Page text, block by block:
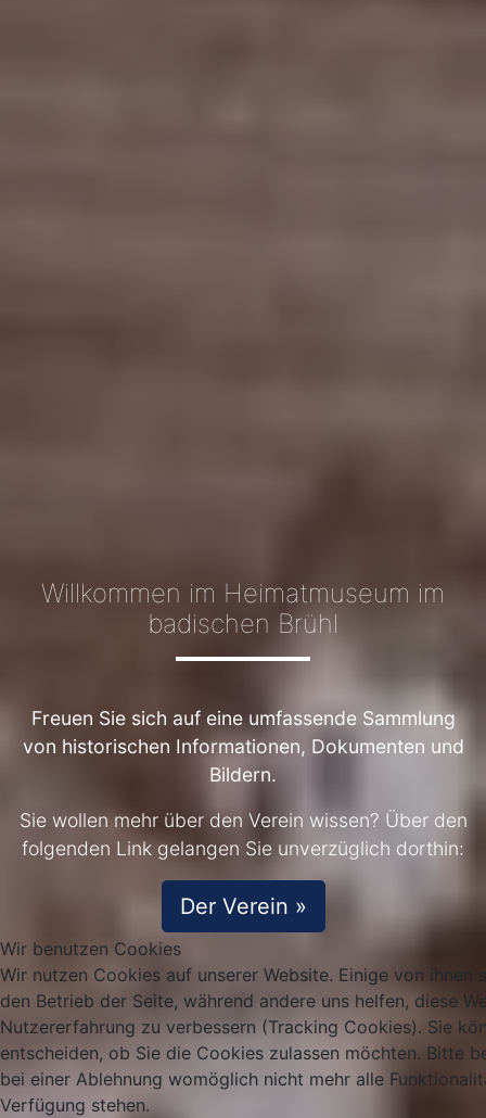
Willkommen im Heimatmuseum im
badischen Brühl
Freuen Sie sich auf eine umfassende Sammlung
von historischen Informationen, Dokumenten und
Bildern.
Sie wollen mehr über den Verein wissen? Über den
folgenden Link gelangen Sie unverzüglich dorthin:
Der Verein »
Wir benutzen Cookies
Wir nutzen Cookies auf unserer Website. Einige von ihnen
den Betrieb der Seite, während andere uns helfen, diese
Nutzererfahrung zu verbessern (Tracking Cookies). Sie
entscheiden, ob Sie die Cookies zulassen möchten. Bitte
bei einer Ablehnung womöglich nicht mehr alle
Verfügung stehen.